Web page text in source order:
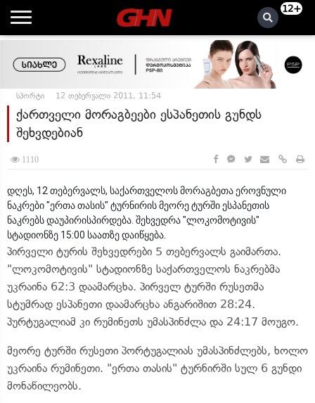
12+
სპორტი 12 თებერვალი 2011, 11:54
ქართველი მორაგბეები ესპანეთის გუნდს
შეხვდებიან
1110
დღეს, 12 თებერვალს, საქართველოს მორაგბეთა ეროვნული
ნაკრები "ერთა თასის" ტურნირის მეორე ტურში ესპანეთის
ნაკრებს დაუპირისპირდება. შეხვედრა "ლოკომოტივის"
სტადიონზე 15:00 საათზე დაიწყება.
პირველი ტურის შეხვედრები 5 თებერვალს გაიმართა.
"ლოკომოტივის" სტადიონზე საქართველოს ნაკრებმა
უკრაინა 62:3 დაამარცხა. პირველ ტურში რუსეთმა
სტუმრად ესპანეთი დაამარცხა ანგარიშით 28:24.
პურტუგალიამ კი რუმინეთს უმასპინძლა და 24:17 მოუგო.
მეორე ტურში რუსეთი პორტუგალიას უმასპინძლებს, ხოლო
უკრაინა რუმინეთი. "ერთა თასის" ტურნირში სულ 6 გუნდი
მონაწილეობს.